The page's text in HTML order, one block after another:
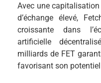
Avec une
d’échange élevé,
croissante dans
artificielle
milliards de FET
favorisant son